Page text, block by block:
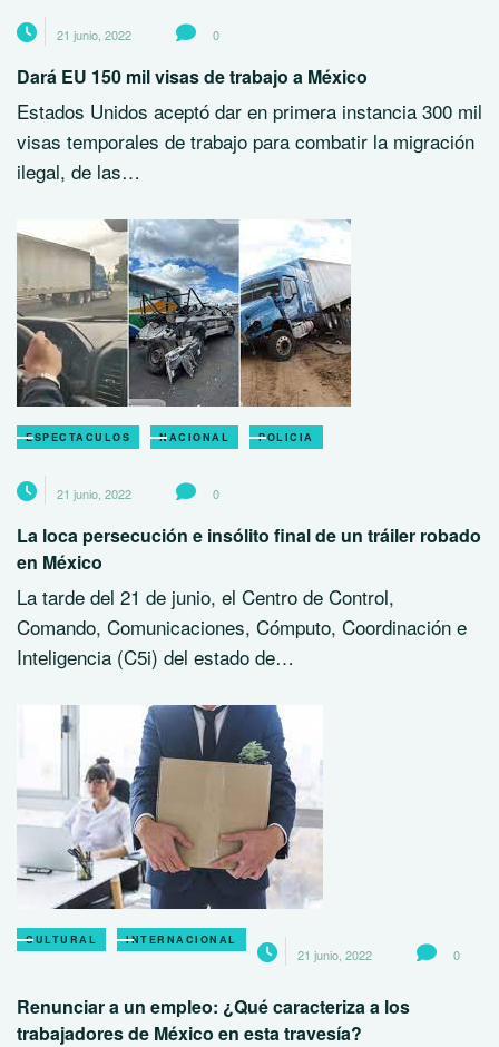
21 junio, 2022 0
Dará EU 150 mil visas de trabajo a México
Estados Unidos aceptó dar en primera instancia 300 mil
visas temporales de trabajo para combatir la migración
ilegal, de las…
ESPECTACULOS NACIONAL POLICIA
21 junio, 2022 0
La loca persecución e insólito final de un tráiler robado
en México
La tarde del 21 de junio, el Centro de Control,
Comando, Comunicaciones, Cómputo, Coordinación e
Inteligencia (C5i) del estado de…
CULTURAL INTERNACIONAL
21 junio, 2022 0
Renunciar a un empleo: ¿Qué caracteriza a los
trabajadores de México en esta travesía?